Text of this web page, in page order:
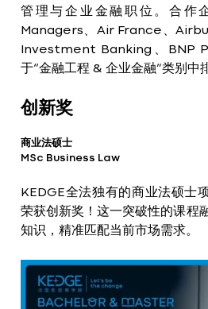
管理与企业金融职位。合作
Managers、Air France、
Investment Banking、BNP
于“金融工程 & 企业金融”类别中
创新奖
商业法硕士
MSc Business Law
KEDGE全法独有的商业法硕士
荣获创新奖！这一突破性的课程
知识，精准匹配当前市场需求。